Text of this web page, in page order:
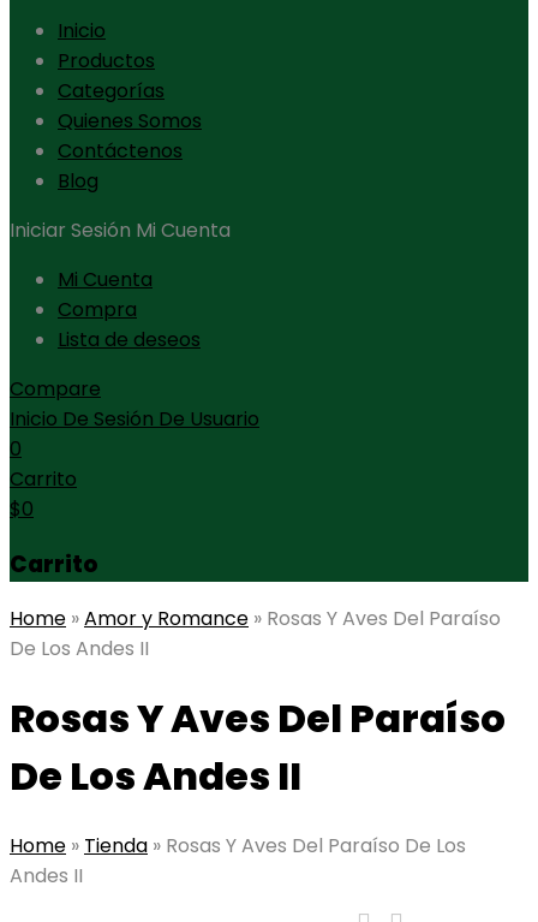
Inicio
Productos
Categorías
Quienes Somos
Contáctenos
Blog
Iniciar Sesión Mi Cuenta
Mi Cuenta
Compra
Lista de deseos
Compare
Inicio De Sesión De Usuario
0
Carrito
$0
Carrito
Home »Amor y Romance » Rosas Y Aves Del Paraíso
De Los Andes II
Rosas Y Aves Del Paraíso
De Los Andes II
Home » Tienda » Rosas Y Aves Del Paraíso De Los
Andes II